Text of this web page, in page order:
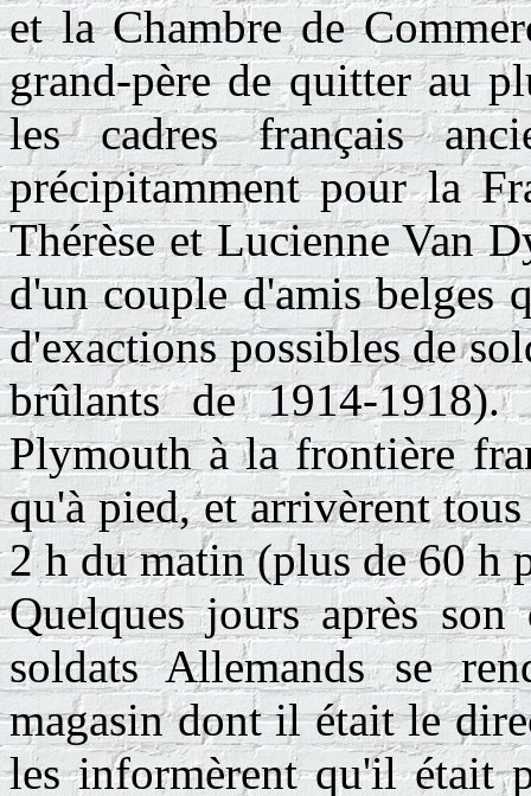
et la Chambre de
grand-père de quitter au
les cadres français
précipitamment pour la
Thérèse et Lucienne Van
d'un couple d'amis belges
d'exactions possibles de
brûlants de 1914-
Plymouth à la frontière
qu'à pied, et arrivèrent
2 h du matin (plus de 60 h
Quelques jours après
soldats Allemands se
magasin dont il était le
les informèrent qu'il était